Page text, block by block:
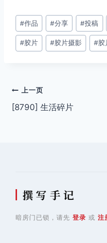
文
章
标
#作品 #分享 #投稿
#胶片 #胶片摄影 #
文
章
上一页
[8790] 生活碎片
撰 写 手 记
暗房门已锁，请先 登录 或 注